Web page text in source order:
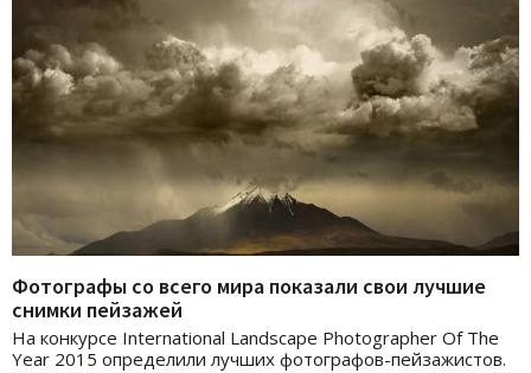
Фотографы со всего мира показали свои лучшие
снимки пейзажей
На конкурсе International Landscape Photographer Of The
Year 2015 определили лучших фотографов-пейзажистов.